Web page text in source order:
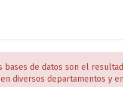
bases de datos son el
diversos departamentos y